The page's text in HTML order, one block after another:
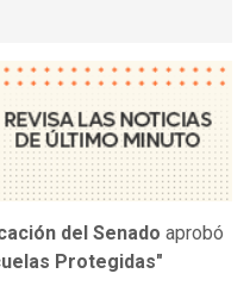
del Senado aprobó
Protegidas"